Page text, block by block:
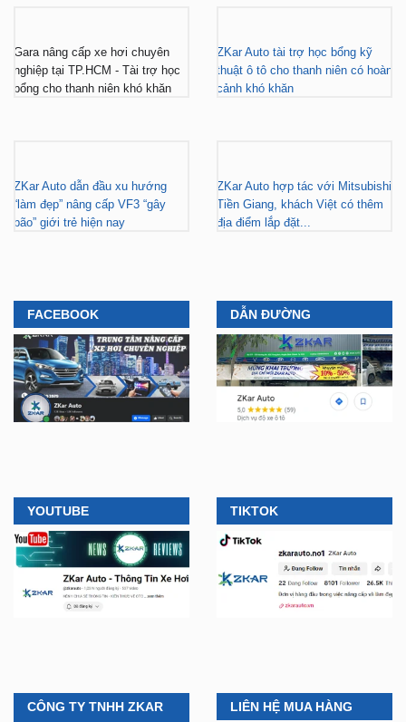
Gara nâng cấp xe hơi chuyên
nghiệp tại TP.HCM - Tài trợ học
bổng cho thanh niên khó khăn
ZKar Auto tài trợ học bổng kỹ
thuật ô tô cho thanh niên có hoàn
cảnh khó khăn
ZKar Auto dẫn đầu xu hướng
“làm đẹp” nâng cấp VF3 “gây
bão” giới trẻ hiện nay
ZKar Auto hợp tác với Mitsubishi
Tiền Giang, khách Việt có thêm
địa điểm lắp đặt...
FACEBOOK DẪN ĐƯỜNG
YOUTUBE TIKTOK
CÔNG TY TNHH ZKAR
LIÊN HỆ MUA HÀNG